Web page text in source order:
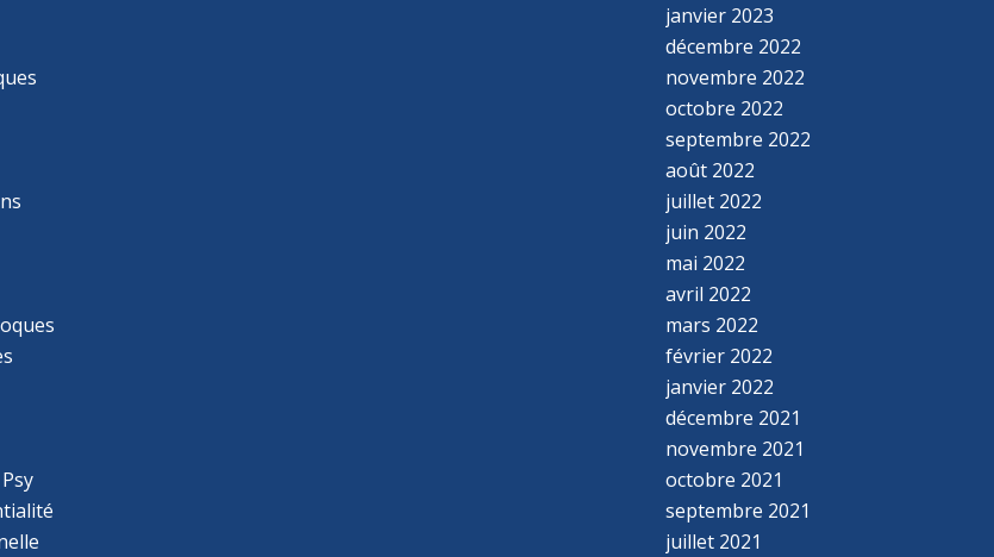
janvier 2023
décembre 2022
novembre 2022
octobre 2022
septembre 2022
août 2022
juillet 2022
juin 2022
mai 2022
avril 2022
mars 2022
février 2022
janvier 2022
décembre 2021
novembre 2021
octobre 2021
septembre 2021
juillet 2021